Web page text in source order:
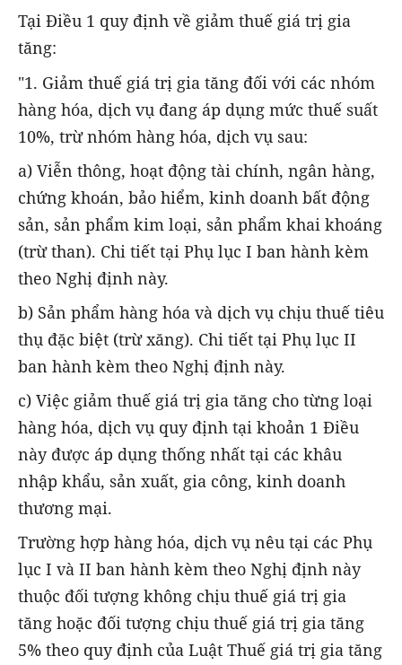
Tại Điều 1 quy định về giảm thuế giá trị gia
tăng:
"1. Giảm thuế giá trị gia tăng đối với các nhóm
hàng hóa, dịch vụ đang áp dụng mức thuế suất
10%, trừ nhóm hàng hóa, dịch vụ sau:
a) Viễn thông, hoạt động tài chính, ngân hàng,
chứng khoán, bảo hiểm, kinh doanh bất động
sản, sản phẩm kim loại, sản phẩm khai khoáng
(trừ than). Chi tiết tại Phụ lục I ban hành kèm
theo Nghị định này.
b) Sản phẩm hàng hóa và dịch vụ chịu thuế tiêu
thụ đặc biệt (trừ xăng). Chi tiết tại Phụ lục II
ban hành kèm theo Nghị định này.
c) Việc giảm thuế giá trị gia tăng cho từng loại
hàng hóa, dịch vụ quy định tại khoản 1 Điều
này được áp dụng thống nhất tại các khâu
nhập khẩu, sản xuất, gia công, kinh doanh
thương mại.
Trường hợp hàng hóa, dịch vụ nêu tại các Phụ
lục I và II ban hành kèm theo Nghị định này
thuộc đối tượng không chịu thuế giá trị gia
tăng hoặc đối tượng chịu thuế giá trị gia tăng
5% theo quy định của Luật Thuế giá trị gia tăng